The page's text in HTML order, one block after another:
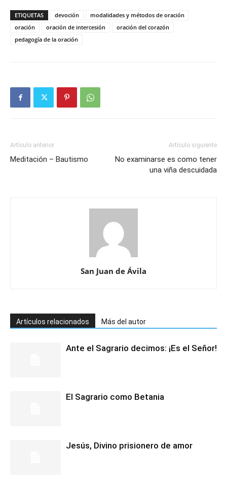
ETIQUETAS devoción
modalidades y métodos de oración
oración
oración de intercesión
oración del corazón
pedagogía de la oración
Artículo anterior
Meditación – Bautismo
Artículo siguiente
No examinarse es como tener
una viña descuidada
San Juan de Ávila
Artículos relacionados Más del autor
Ante el Sagrario decimos: ¡Es el Señor!
El Sagrario como Betania
Jesús, Divino prisionero de amor